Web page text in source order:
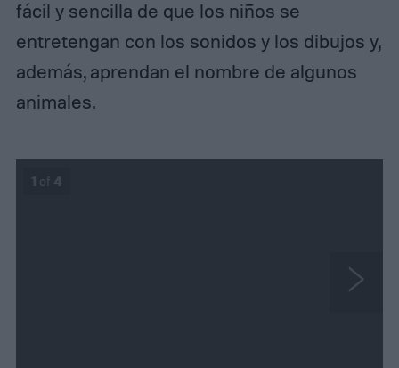
fácil y sencilla de que los niños se
entretengan con los sonidos y los dibujos y,
además, aprendan el nombre de algunos
animales.
1 of 4